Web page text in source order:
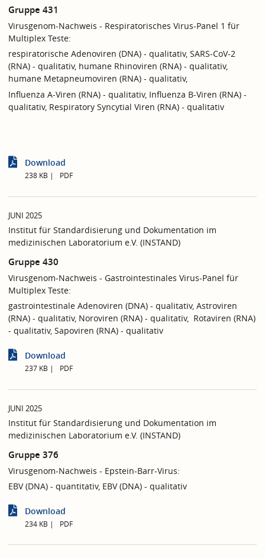
Gruppe 431
Virusgenom-Nachweis - Respiratorisches Virus-Panel 1 für
Multiplex Teste:
respiratorische Adenoviren (DNA) - qualitativ, SARS-CoV-2
(RNA) - qualitativ, humane Rhinoviren (RNA) - qualitativ,
humane Metapneumoviren (RNA) - qualitativ,
Influenza A-Viren (RNA) - qualitativ, Influenza B-Viren (RNA) -
qualitativ, Respiratory Syncytial Viren (RNA) - qualitativ
Download
238 KB PDF
JUNI 2025
Institut für Standardisierung und Dokumentation im
medizinischen Laboratorium e.V. (INSTAND)
Gruppe 430
Virusgenom-Nachweis - Gastrointestinales Virus-Panel für
Multiplex Teste:
gastrointestinale Adenoviren (DNA) - qualitativ, Astroviren
(RNA) - qualitativ, Noroviren (RNA) - qualitativ, Rotaviren (RNA)
- qualitativ, Sapoviren (RNA) - qualitativ
Download
237 KB PDF
JUNI 2025
Institut für Standardisierung und Dokumentation im
medizinischen Laboratorium e.V. (INSTAND)
Gruppe 376
Virusgenom-Nachweis - Epstein-Barr-Virus:
EBV (DNA) - quantitativ, EBV (DNA) - qualitativ
Download
234 KB PDF